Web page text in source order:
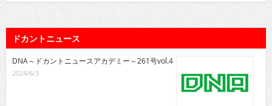
ドカントニュース
DNA～ドカントニュースアカデミー～261号vol.4
2024/6/3